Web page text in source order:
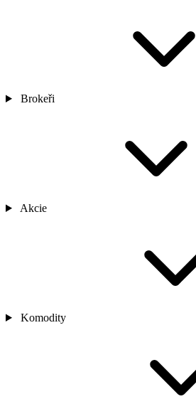
Brokeři
Akcie
Komodity